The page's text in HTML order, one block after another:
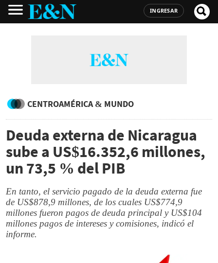
INGRESAR
CENTROAMÉRICA & MUNDO
Deuda externa de Nicaragua
sube a US$16.352,6 millones,
un 73,5 % del PIB
En tanto, el servicio pagado de la deuda externa fue
de US$878,9 millones, de los cuales US$774,9
millones fueron pagos de deuda principal y US$104
millones pagos de intereses y comisiones, indicó el
informe.